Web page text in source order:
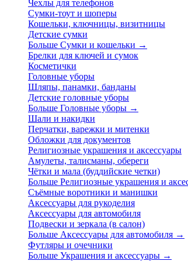
Чехлы для телефонов
Сумки-тоут и шоперы
Кошельки, ключницы, визитницы
Детские сумки
Больше Сумки и кошельки →
Брелки для ключей и сумок
Косметички
Головные уборы
Шляпы, панамки, банданы
Детские головные уборы
Больше Головные уборы →
Шали и накидки
Перчатки, варежки и митенки
Обложки для документов
Религиозные украшения и аксессуары
Амулеты, талисманы, обереги
Чётки и мала (буддийские четки)
Больше Религиозные украшения и
Съёмные воротники и манишки
Аксессуары для рукоделия
Аксессуары для автомобиля
Подвески и зеркала (в салон)
Больше Аксессуары для автомобиля →
Футляры и очечники
Больше Украшения и аксессуары →